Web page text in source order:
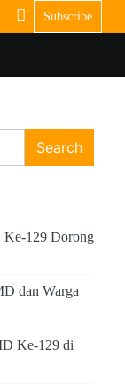
Subscribe
Search
Ke-129 Dorong
dan Warga
Ke-129 di